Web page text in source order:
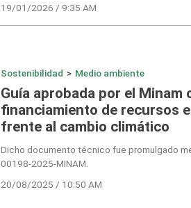
19/01/2026 / 9:35 AM
Sostenibilidad > Medio ambiente
Guía aprobada por el Minam
financiamiento de recursos
frente al cambio climático
Dicho documento técnico fue promulgado
00198-2025-MINAM.
20/08/2025 / 10:50 AM